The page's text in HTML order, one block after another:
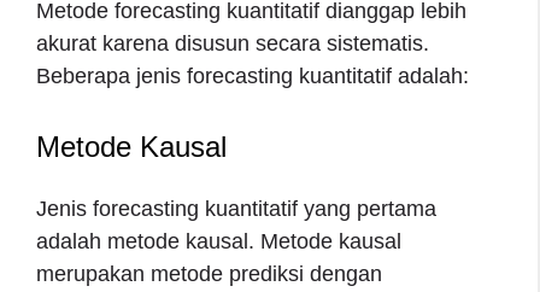
Metode forecasting kuantitatif dianggap lebih
akurat karena disusun secara sistematis.
Beberapa jenis forecasting kuantitatif adalah:
Metode Kausal
Jenis forecasting kuantitatif yang pertama
adalah metode kausal. Metode kausal
merupakan metode prediksi dengan